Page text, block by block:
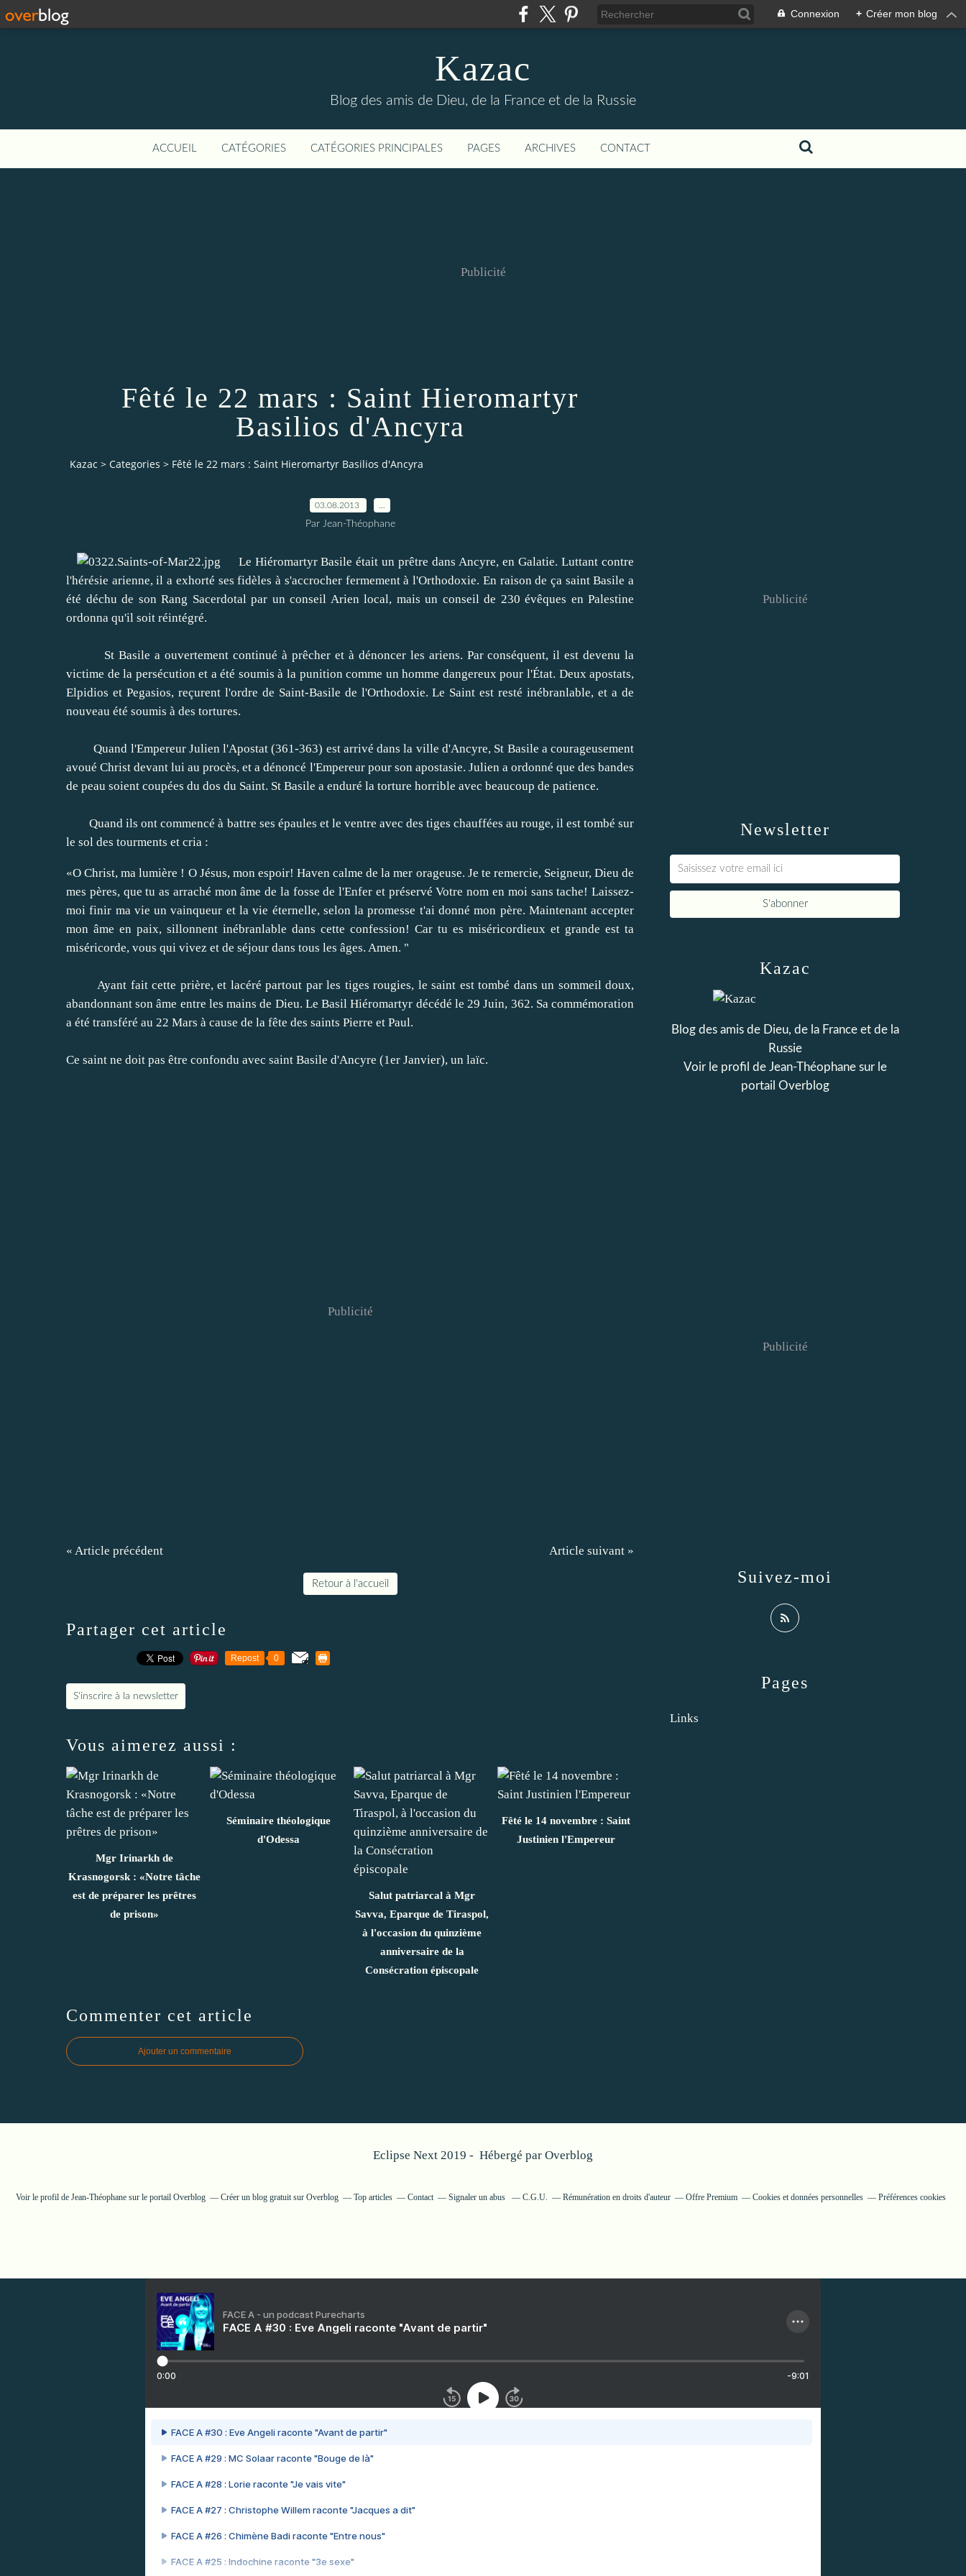
Connexion + Créer mon blog
Kazac
Blog des amis de Dieu, de la France et de la Russie
ACCUEIL CATÉGORIES CATÉGORIES PRINCIPALES PAGES ARCHIVES CONTACT
Publicité
Fêté le 22 mars : Saint Hieromartyr
Basilios d'Ancyra
Kazac > Categories > Fêté le 22 mars : Saint Hieromartyr Basilios d'Ancyra
03.08.2013
Par Jean-Théophane
Le Hiéromartyr Basile était un prêtre dans Ancyre, en Galatie. Luttant contre
l'hérésie arienne, il a exhorté ses fidèles à s'accrocher fermement à l'Orthodoxie. En raison de ça saint Basile a
été déchu de son Rang Sacerdotal par un conseil Arien local, mais un conseil de 230 évêques en Palestine
ordonna qu'il soit réintégré.
St Basile aouvertement continué à prêcher et à dénoncer les ariens. Par conséquent, il est devenu la
victime de la persécution et a été soumis à la punition comme un homme dangereux pour l'État. Deux apostats,
Elpidios et Pegasios, reçurent l'ordre de Saint-Basile de l'Orthodoxie. Le Saint est resté inébranlable, et a de
nouveau été soumis à des tortures.
Quand l'Empereur Julien l'Apostat (361-363) est arrivé dans la ville d'Ancyre, St Basile acourageusement
avoué Christ devant lui au procès, et a dénoncé l'Empereur pour son apostasie. Julien a ordonné que des bandes
de peau soient coupées du dos du Saint. St Basile a enduré la torture horrible avec beaucoup de patience.
Quand ils ont commencé à battre ses épaules et le ventre avec des tiges chauffées au rouge, il est tombé sur
le sol des tourments et cria :
«O Christ, ma lumière ! O Jésus, mon espoir! Haven calme de la mer orageuse. Je te remercie, Seigneur, Dieu de
mes pères, que tu as arraché mon âme de la fosse de l'Enfer et préservé Votre nom en moi sans tache! Laissez-
moi finir ma vie un vainqueur et la vie éternelle, selon la promesse t'ai donné mon père. Maintenant accepter
mon âme en paix, sillonnent inébranlable dans cette confession! Car tu es miséricordieux et grande est ta
miséricorde, vous qui vivez et de séjour dans tous les âges. Amen. "
Ayant fait cette prière, et lacéré partout par les tiges rougies, le saint est tombé dans un sommeil doux,
abandonnant son âme entre les mains de Dieu. Le Basil Hiéromartyr décédé le 29 Juin, 362. Sa commémoration
a été transféré au 22 Mars à cause de la fête des saints Pierre et Paul.
Ce saint ne doit pas être confondu avec saint Basile d'Ancyre (1er Janvier), un laïc.
Publicité
« Article précédent Article suivant »
Retour à l'accueil
Partager cet article
Repost 0
S'inscrire à la newsletter
Vous aimerez aussi :
Mgr Irinarkh de
Krasnogorsk : «Notre tâche
est de préparer les prêtres
de prison»
Séminaire théologique
d'Odessa
Salut patriarcal à Mgr
Savva, Eparque de Tiraspol,
à l'occasion du quinzième
anniversaire de la
Consécration épiscopale
Fêté le 14 novembre : Saint
Justinien l'Empereur
Commenter cet article
Ajouter un commentaire
Newsletter
Publicité
Pages
Links
Kazac
Blog des amis de Dieu, de la France et de la
Russie
Voir le profil de Jean-Théophanesur le
portail Overblog
Suivez-moi
Publicité
Eclipse Next 2019 - Hébergé par Overblog
Voir le profil de Jean-Théophane sur le portail Overblog Créer un blog gratuit sur Overblog Top articles Contact Signaler un abus C.G.U. Rémunération en droits d'auteur Offre Premium Cookies et données personnelles Préférences cookies
FACE A - un podcast Purecharts
FACE A #30 : Eve Angeli raconte "Avant de partir"
0:00 -9:01
FACE A #30 : Eve Angeli raconte "Avant de partir"
FACE A #29 : MC Solaar raconte "Bouge de là"
FACE A #28 : Lorie raconte "Je vais vite"
FACE A #27 : Christophe Willem raconte "Jacques a dit"
FACE A #26 : Chimène Badi raconte "Entre nous"
FACE A #25 : Indochine raconte "3e sexe"